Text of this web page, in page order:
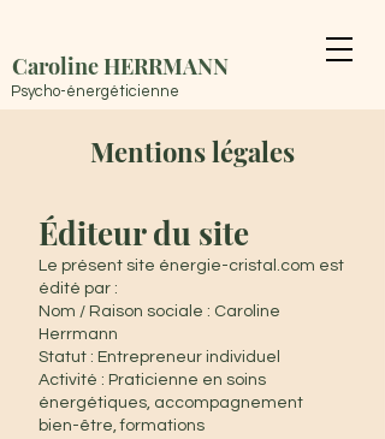
Caroline HERRMANN
Psycho-énergéticienne
Mentions légales
Éditeur du site
Le présent site énergie-cristal.com est
édité par :
Nom / Raison sociale : Caroline
Herrmann
Statut : Entrepreneur individuel
Activité : Praticienne en soins
énergétiques, accompagnement
bien-être, formations